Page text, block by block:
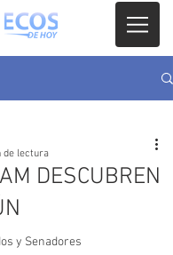
y Senadores
DESCUBREN
de lectura